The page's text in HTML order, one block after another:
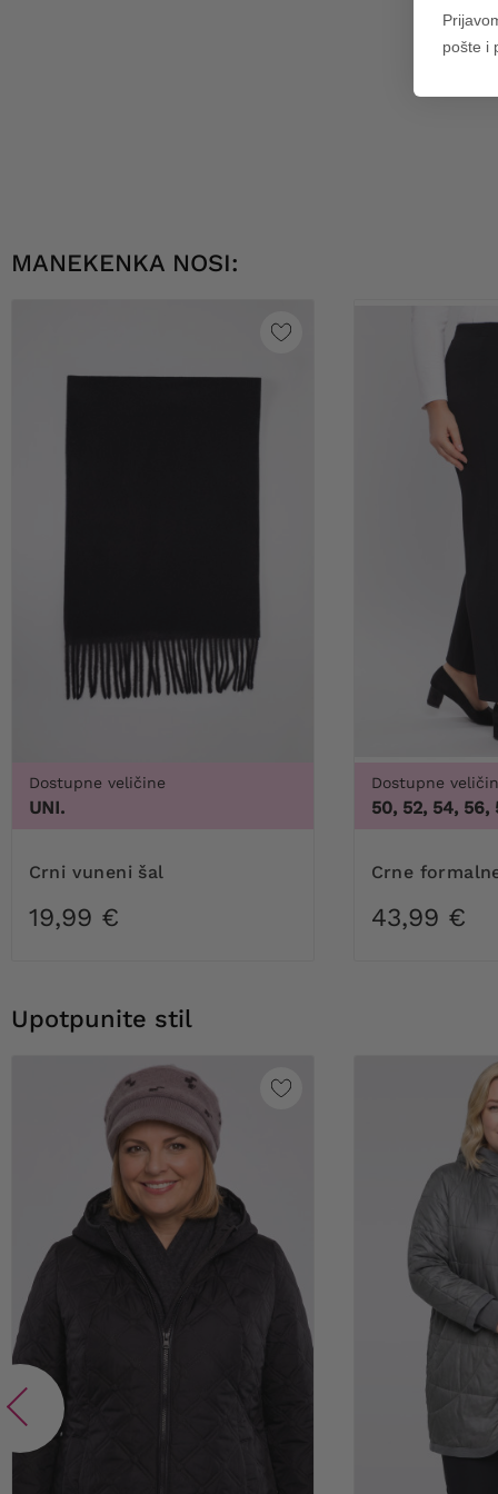
MANEKENKA NOSI:
Dostupne veličine
UNI.
Crni vuneni šal
19,99 €
Dostupne
50, 52, 54, 56,
Crne
43,99 €
Upotpunite stil
pošte i